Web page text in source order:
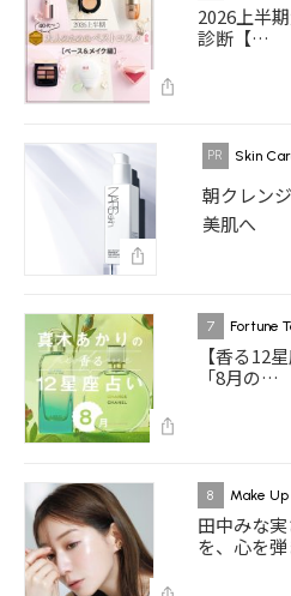
2026上半
診断【…
Skin
朝クレン
美肌へ
7 Fortune
【香る12
「8月の…
8 Make Up
田中みな
を、心を